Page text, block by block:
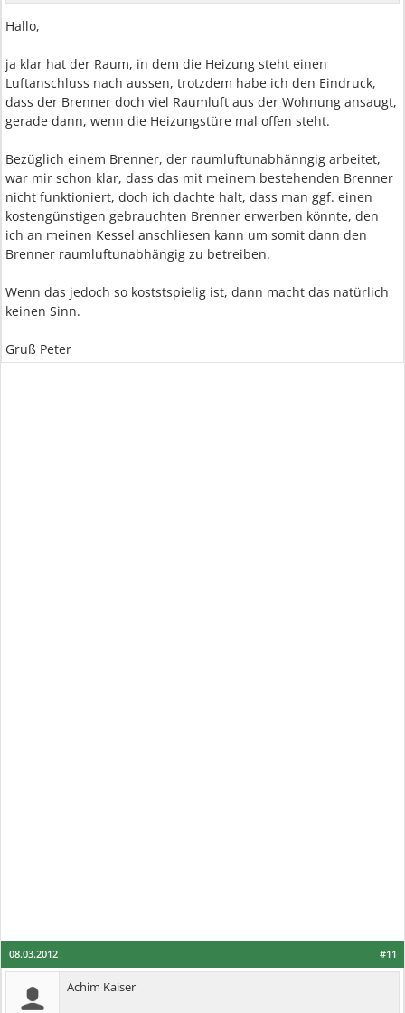
Hallo,
ja klar hat der Raum, in dem die Heizung steht einen
Luftanschluss nach aussen, trotzdem habe ich den Eindruck,
dass der Brenner doch viel Raumluft aus der Wohnung ansaugt,
gerade dann, wenn die Heizungstüre mal offen steht.
Bezüglich einem Brenner, der raumluftunabhänngig arbeitet,
war mir schon klar, dass das mit meinem bestehenden Brenner
nicht funktioniert, doch ich dachte halt, dass man ggf. einen
kostengünstigen gebrauchten Brenner erwerben könnte, den
ich an meinen Kessel anschliesen kann um somit dann den
Brenner raumluftunabhängig zu betreiben.
Wenn das jedoch so koststspielig ist, dann macht das natürlich
keinen Sinn.
Gruß Peter
#11
08.03.2012
Achim Kaiser